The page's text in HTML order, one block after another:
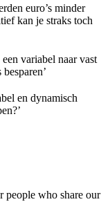
euro’s minder
kan je straks toch
variabel naar vast
en dynamisch
who share our